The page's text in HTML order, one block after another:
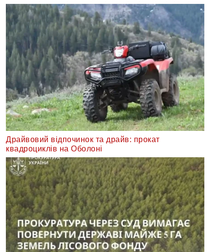
Драйвовий відпочинок та драйв: прокат
квадроциклів на Оболоні